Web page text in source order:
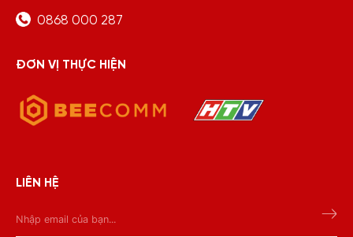
0868 000 287
ĐƠN VỊ THỰC HIỆN
LIÊN HỆ